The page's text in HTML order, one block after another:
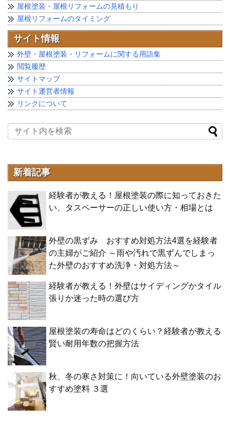
屋根塗装・屋根リフォームの見積もり
屋根リフォームのタイミング
サイト情報
外壁・屋根塗装・リフォームに関する用語集
閲覧履歴
サイトマップ
サイト運営者情報
リンクについて
新着記事
経験者が教える！屋根塗装の際に知っておきた
い、タスペーサーの正しい使い方・相場とは
外壁の黒ずみ おすすめ対処方法4選を経験者
の主婦がご紹介 ～雨や汚れで黒ずんでしまっ
た外壁のおすすめ洗浄・対処方法～
経験者が教える！外壁はサイディングかタイル
張りか迷った時の選び方
屋根塗装の寿命はどのくらい？経験者が教える
賢い耐用年数の把握方法
秋、冬の寒さ対策に！向いている外壁塗装のお
すすめ塗料 ３選